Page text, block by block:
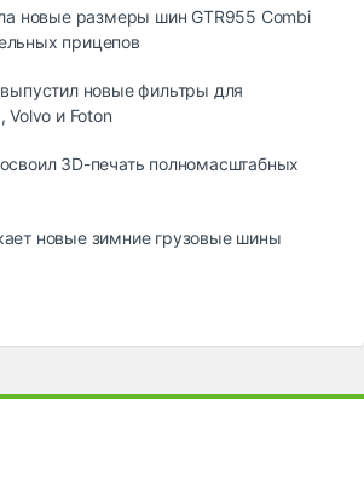
новые размеры шин GTR955 Combi
прицепов
новые фильтры для
Volvo и Foton
3D-печать полномасштабных
новые зимние грузовые шины